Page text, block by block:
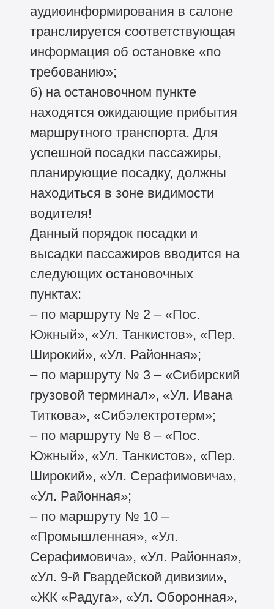
аудиоинформирования в салоне
транслируется соответствующая
информация об остановке «по
требованию»;
б) на остановочном пункте
находятся ожидающие прибытия
маршрутного транспорта. Для
успешной посадки пассажиры,
планирующие посадку, должны
находиться в зоне видимости
водителя!
Данный порядок посадки и
высадки пассажиров вводится на
следующих остановочных
пунктах:
– по маршруту № 2 – «Пос.
Южный», «Ул. Танкистов», «Пер.
Широкий», «Ул. Районная»;
– по маршруту № 3 – «Сибирский
грузовой терминал», «Ул. Ивана
Титкова», «Сибэлектротерм»;
– по маршруту № 8 – «Пос.
Южный», «Ул. Танкистов», «Пер.
Широкий», «Ул. Серафимовича»,
«Ул. Районная»;
– по маршруту № 10 –
«Промышленная», «Ул.
Серафимовича», «Ул. Районная»,
«Ул. 9-й Гвардейской дивизии»,
«ЖК «Радуга», «Ул. Оборонная»,